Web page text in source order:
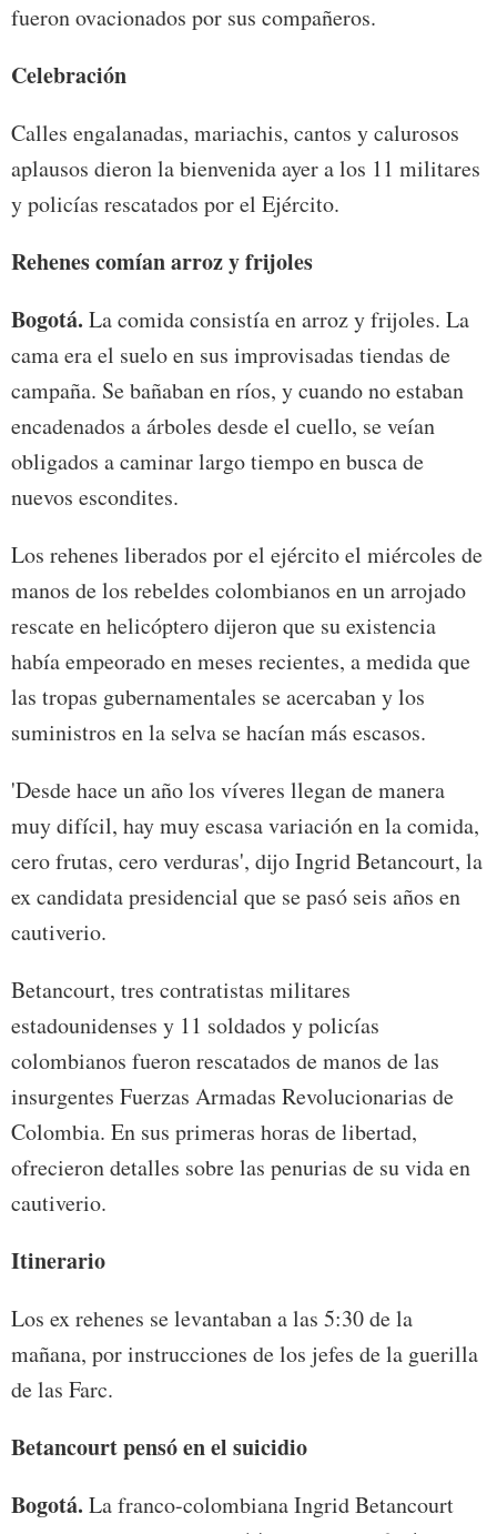
fueron ovacionados por sus compañeros.
Celebración
Calles engalanadas, mariachis, cantos y calurosos
aplausos dieron la bienvenida ayer a los 11 militares
y policías rescatados por el Ejército.
Rehenes comían arroz y frijoles
Bogotá. La comida consistía en arroz y frijoles. La
cama era el suelo en sus improvisadas tiendas de
campaña. Se bañaban en ríos, y cuando no estaban
encadenados a árboles desde el cuello, se veían
obligados a caminar largo tiempo en busca de
nuevos escondites.
Los rehenes liberados por el ejército el miércoles de
manos de los rebeldes colombianos en un arrojado
rescate en helicóptero dijeron que su existencia
había empeorado en meses recientes, a medida que
las tropas gubernamentales se acercaban y los
suministros en la selva se hacían más escasos.
'Desde hace un año los víveres llegan de manera
muy difícil, hay muy escasa variación en la comida,
cero frutas, cero verduras', dijo Ingrid Betancourt, la
ex candidata presidencial que se pasó seis años en
cautiverio.
Betancourt, tres contratistas militares
estadounidenses y 11 soldados y policías
colombianos fueron rescatados de manos de las
insurgentes Fuerzas Armadas Revolucionarias de
Colombia. En sus primeras horas de libertad,
ofrecieron detalles sobre las penurias de su vida en
cautiverio.
Itinerario
Los ex rehenes se levantaban a las 5:30 de la
mañana, por instrucciones de los jefes de la guerilla
de las Farc.
Betancourt pensó en el suicidio
Bogotá. La franco-colombiana Ingrid Betancourt